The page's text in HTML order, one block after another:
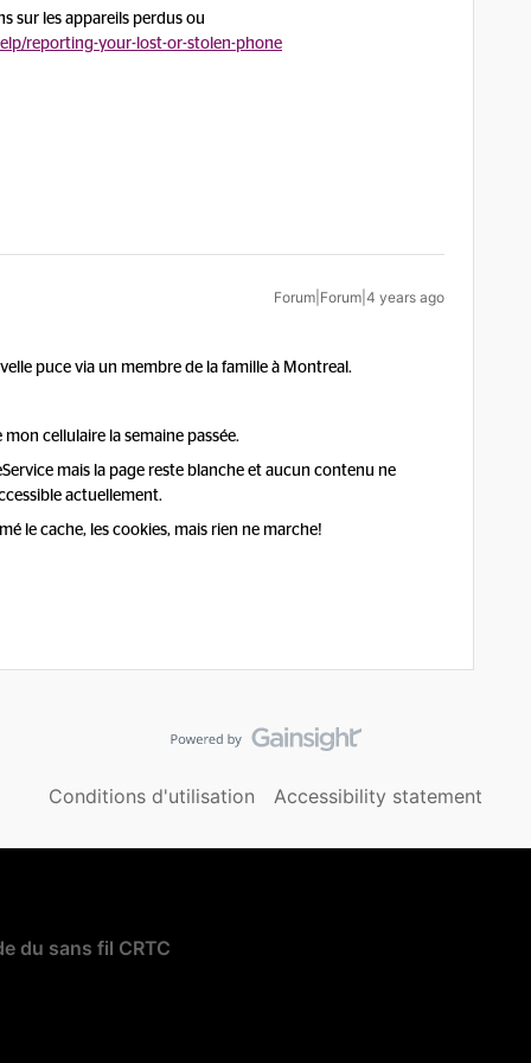
sur les appareils perdus ou
reporting-your-lost-or-stolen-phone
Forum|Forum|4 years ago
puce via un membre de la famille à Montreal.
cellulaire la semaine passée.
mais la page reste blanche et aucun contenu ne
actuellement.
le cache, les cookies, mais rien ne marche!
Conditions d'utilisation Accessibility statement
du sans fil CRTC